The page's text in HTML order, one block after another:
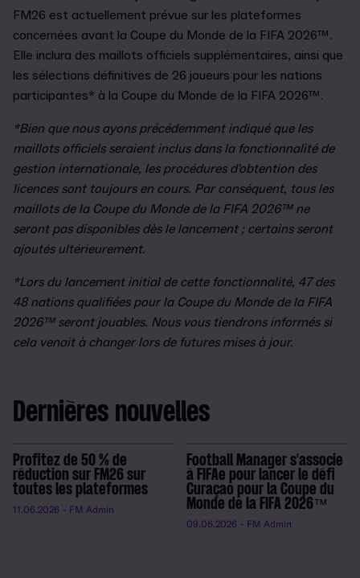
FM26 est actuellement prévue sur les plateformes
concernées avant la Coupe du Monde de la FIFA 2026™.
Elle inclura des maillots officiels supplémentaires, ainsi que
les sélections définitives de 26 joueurs pour les nations
participantes* à la Coupe du Monde de la FIFA 2026™.
*Bien que nous ayons précédemment indiqué que les
maillots officiels seraient inclus dans la fonctionnalité de
gestion internationale, les procédures d'obtention des
licences sont toujours en cours. Par conséquent, tous les
maillots de la Coupe du Monde de la FIFA 2026™ ne
seront pas disponibles dès le lancement ; certains seront
ajoutés ultérieurement.
*Lors du lancement initial de cette fonctionnalité, 47 des
48 nations qualifiées pour la Coupe du Monde de la FIFA
2026™ seront jouables. Nous vous tiendrons informés si
cela venait à changer lors de futures mises à jour.
Dernières nouvelles
Profitez de 50 % de
réduction sur FM26 sur
toutes les plateformes
11.06.2026 - FM Admin
Football Manager s'associe
à FIFAe pour lancer le défi
Curaçao pour la Coupe du
Monde de la FIFA 2026™
09.06.2026 - FM Admin